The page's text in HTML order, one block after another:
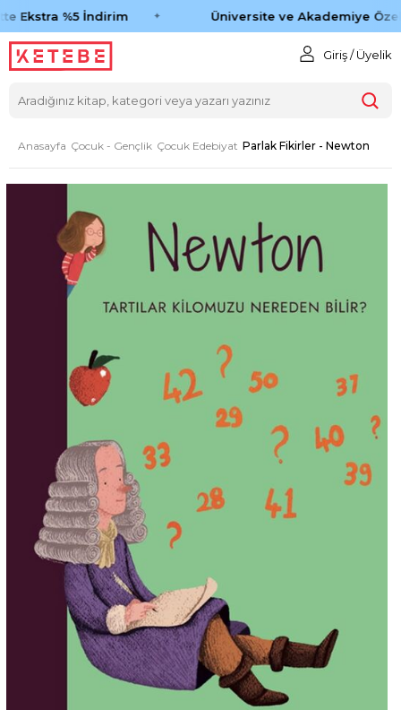
Ekstra %5 İndirim Üniversite ve Akademiye Özel
Giriş / Üyelik
Anasayfa Çocuk - Gençlik Çocuk Edebiyat Parlak Fikirler - Newton